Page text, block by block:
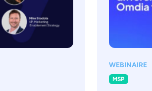
WEBINAIRE
MSP